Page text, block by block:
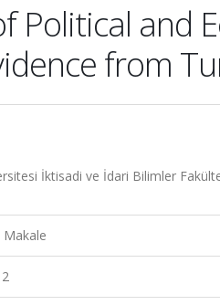
Political and
from
İktisadi ve İdari Bilimler
2